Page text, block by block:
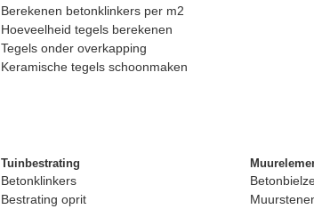
Berekenen betonklinkers per m2
Hoeveelheid tegels berekenen
Tegels onder overkapping
Keramische tegels schoonmaken
Tuinbestrating
Betonklinkers
Bestrating oprit